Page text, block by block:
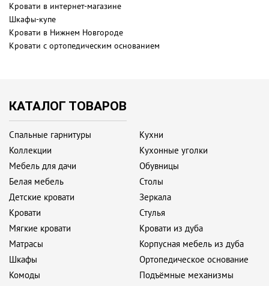
Кровати в интернет-магазине
Шкафы-купе
Кровати в Нижнем Новгороде
Кровати с ортопедическим основанием
КАТАЛОГ ТОВАРОВ
Спальные гарнитуры
Коллекции
Мебель для дачи
Белая мебель
Детские кровати
Кровати
Мягкие кровати
Матрасы
Шкафы
Комоды
Кухни
Кухонные уголки
Обувницы
Столы
Зеркала
Стулья
Кровати из дуба
Корпусная мебель из дуба
Ортопедическое основание
Подъёмные механизмы